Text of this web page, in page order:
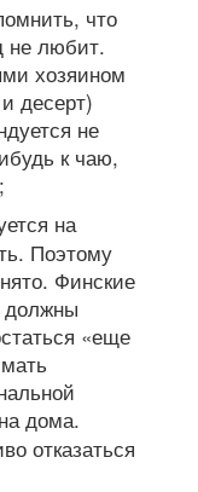
что
не любит.
хозяином
десерт)
не
к чаю,
на
Поэтому
Финские
должны
«еще
дома.
отказаться